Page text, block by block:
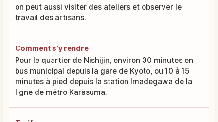
on peut aussi visiter des ateliers et observer le
travail des artisans.
Comment s'y rendre
Pour le quartier de Nishijin, environ 30 minutes en
bus municipal depuis la gare de Kyoto, ou 10 à 15
minutes à pied depuis la station Imadegawa de la
ligne de métro Karasuma.